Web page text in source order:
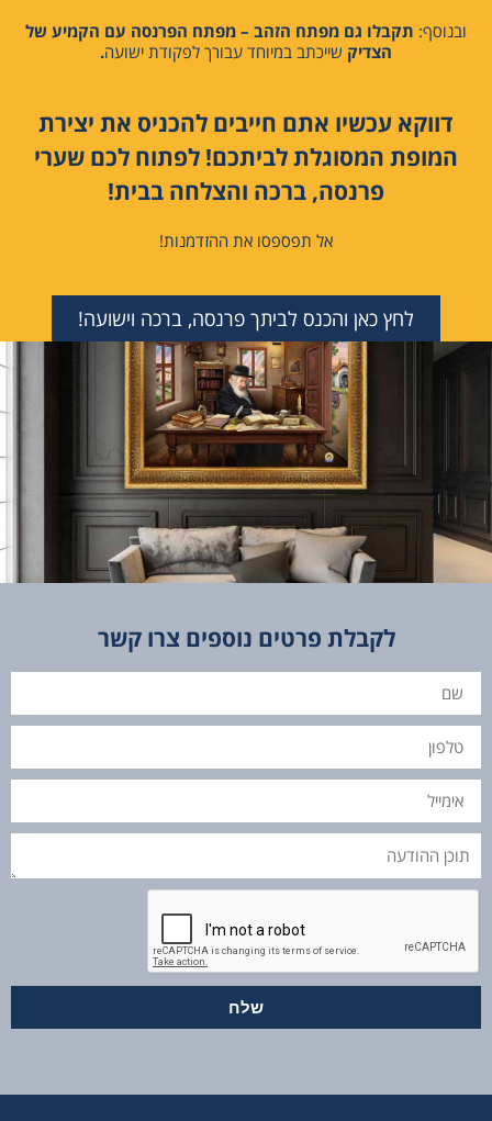
ובנוסף: תקבלו גם מפתח הזהב – מפתח הפרנסה עם הקמיע של
הצדיק שייכתב במיוחד עבורך לפקודת ישועה.
דווקא עכשיו אתם חייבים להכניס את יצירת
המופת המסוגלת לביתכם! לפתוח לכם שערי
פרנסה, ברכה והצלחה בבית!
אל תפספסו את ההזדמנות!
לחץ כאן והכנס לביתך פרנסה, ברכה וישועה!
לקבלת פרטים נוספים צרו קשר
שם
טלפון
אימייל
תוכן
ההודעה
שלח